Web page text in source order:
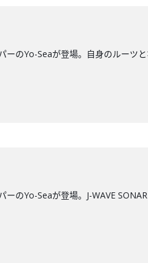
のYo-Seaが登場。自身のルーツ
のYo-Seaが登場。J-WAVE